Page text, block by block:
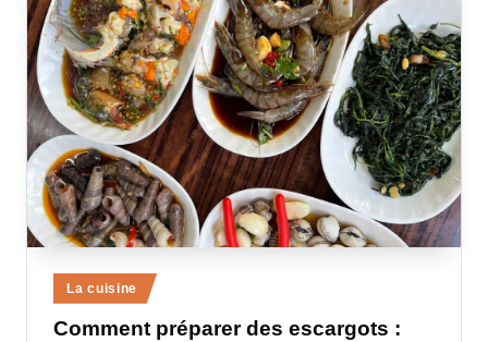
Posted
in
La cuisine
Comment préparer des escargots :